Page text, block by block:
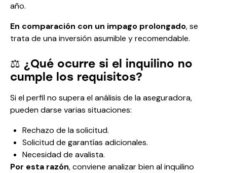
año.
En comparación con un impago prolongado, se
trata de una inversión asumible y recomendable.
⚖️ ¿Qué ocurre si el inquilino no
cumple los requisitos?
Si el perfil no supera el análisis de la aseguradora,
pueden darse varias situaciones:
Rechazo de la solicitud.
Solicitud de garantías adicionales.
Necesidad de avalista.
Por esta razón, conviene analizar bien al inquilino